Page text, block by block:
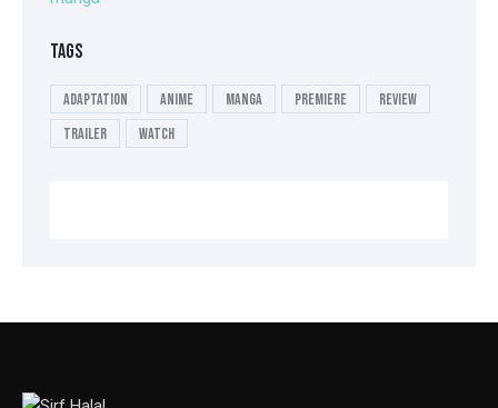
TAGS
Adaptation Anime Manga Premiere
Review
Trailer
Watch